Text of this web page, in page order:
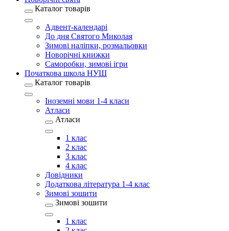
Каталог товарів
Адвент-календарі
До дня Святого Миколая
Зимові наліпки, розмальовки
Новорічні книжки
Саморобки, зимові ігри
Початкова школа НУШ
Каталог товарів
Іноземні мови 1-4 класи
Атласи
Атласи
1 клас
2 клас
3 клас
4 клас
Довідники
Додаткова література 1-4 клас
Зимові зошити
Зимові зошити
1 клас